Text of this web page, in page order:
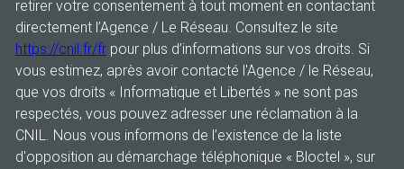
retirer votre consentement à tout moment en contactant
directement l’Agence / Le Réseau. Consultez le site
https://cnil.fr/fr pour plus d’informations sur vos droits. Si
vous estimez, après avoir contacté l'Agence / le Réseau,
que vos droits « Informatique et Libertés » ne sont pas
respectés, vous pouvez adresser une réclamation à la
CNIL. Nous vous informons de l’existence de la liste
d'opposition au démarchage téléphonique « Bloctel », sur